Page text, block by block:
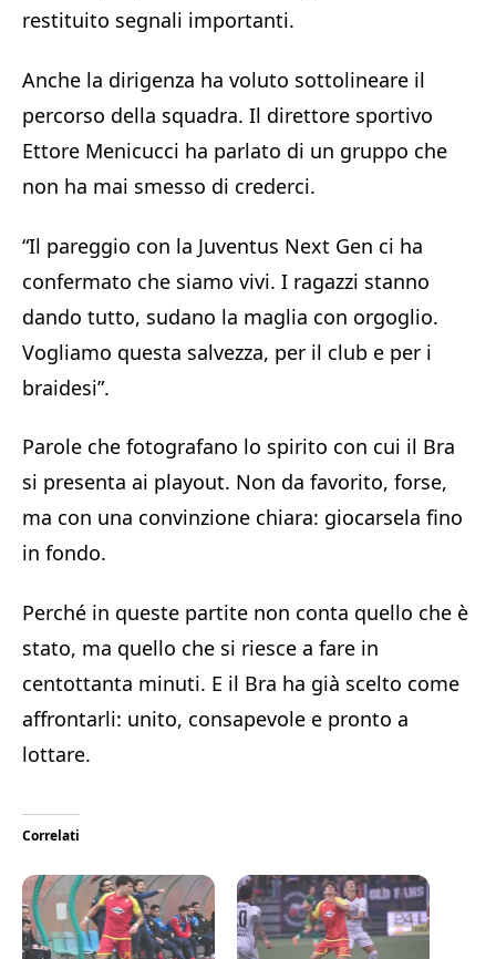
restituito segnali importanti.
Anche la dirigenza ha voluto sottolineare il
percorso della squadra. Il direttore sportivo
Ettore Menicucci ha parlato di un gruppo che
non ha mai smesso di crederci.
“Il pareggio con la Juventus Next Gen ci ha
confermato che siamo vivi. I ragazzi stanno
dando tutto, sudano la maglia con orgoglio.
Vogliamo questa salvezza, per il club e per i
braidesi”.
Parole che fotografano lo spirito con cui il Bra
si presenta ai playout. Non da favorito, forse,
ma con una convinzione chiara: giocarsela fino
in fondo.
Perché in queste partite non conta quello che è
stato, ma quello che si riesce a fare in
centottanta minuti. E il Bra ha già scelto come
affrontarli: unito, consapevole e pronto a
lottare.
Correlati